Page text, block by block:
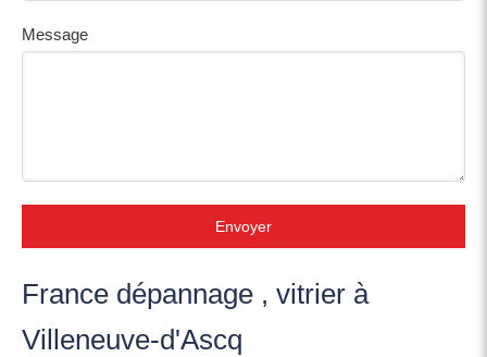
Message
Envoyer
France dépannage , vitrier à
Villeneuve-d'Ascq